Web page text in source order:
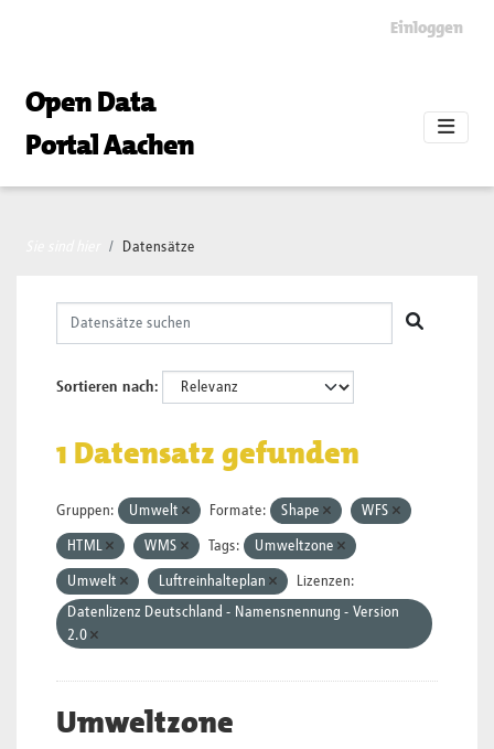
Einloggen
Open Data
Portal Aachen
Datensätze
Sortieren nach
1 Datensatz gefunden
Gruppen: Umwelt Formate: Shape WFS
HTML WMS Tags: Umweltzone
Umwelt Luftreinhalteplan
Lizenzen:
Datenlizenz Deutschland - Namensnennung - Version
2.0
Umweltzone